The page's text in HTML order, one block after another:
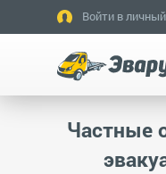
Войти в
Частные